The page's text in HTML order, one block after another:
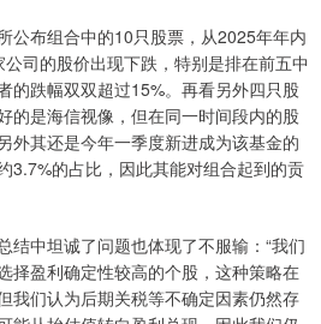
布组合中的10只股票，从2025年年内
司的股价出现下跌，特别是排在前五中
的跌幅双双超过15%。再看另外四只股
的是海信视像，但在同一时间段内的股
外其还是今年一季度新进成为该基金的
3.7%的占比，因此其能对组合起到的贡
中坦诚了问题也体现了不服输：“我们
择盈利确定性较高的个股，这种策略在
我们认为后期关税等不确定因素仍然存